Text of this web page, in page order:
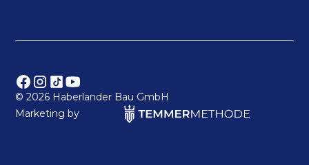
©2026 Haberlander Bau GmbH
Marketing by